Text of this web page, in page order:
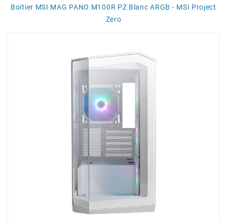
Boitier MSI MAG PANO M100R PZ Blanc ARGB - MSI Project
Zero